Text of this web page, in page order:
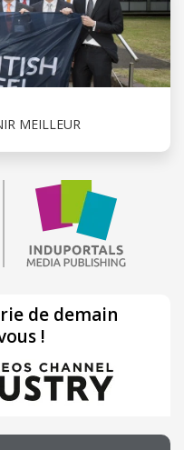
MEILLEUR
de demain
!